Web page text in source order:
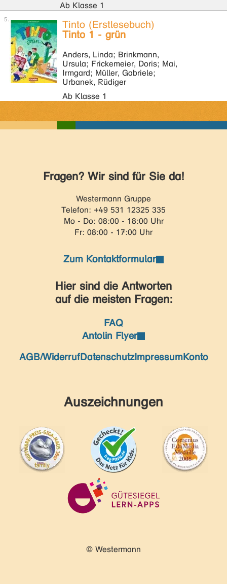
Ab Klasse 1
Tinto (Erstlesebuch)
Tinto 1 - grün
Anders, Linda; Brinkmann,
Ursula; Frickemeier, Doris; Mai,
Irmgard; Müller, Gabriele;
Urbanek, Rüdiger
Ab Klasse 1